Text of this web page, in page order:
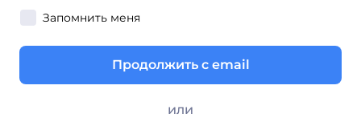
Поле обязательно для заполнения
Запомнить меня
Продолжить с email
или